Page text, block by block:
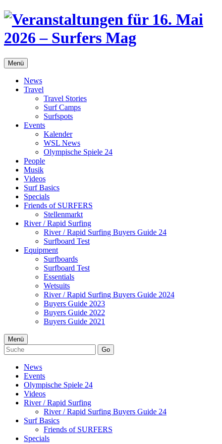
Menü
News
Travel
Travel Stories
Surf Camps
Surfspots
Events
Kalender
WSL News
Olympische Spiele 24
People
Musik
Videos
Surf Basics
Specials
Friends of SURFERS
Stellenmarkt
River / Rapid Surfing
River / Rapid Surfing Buyers Guide 24
Surfboard Test
Equipment
Surfboards
Surfboard Test
Essentials
Wetsuits
River / Rapid Surfing Buyers Guide 2024
Buyers Guide 2023
Buyers Guide 2022
Buyers Guide 2021
Menü
Go
News
Events
Olympische Spiele 24
Videos
River / Rapid Surfing
River / Rapid Surfing Buyers Guide 24
Surf Basics
Friends of SURFERS
Specials